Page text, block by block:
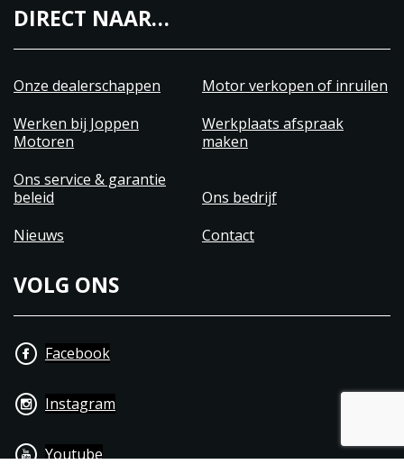
DIRECT NAAR…
Onze dealerschappen
Motor verkopen of inruilen
Werken bij Joppen
Motoren
Werkplaats afspraak
maken
Ons service & garantie
beleid
Ons bedrijf
Nieuws
Contact
VOLG ONS
Facebook
Instagram
Youtube